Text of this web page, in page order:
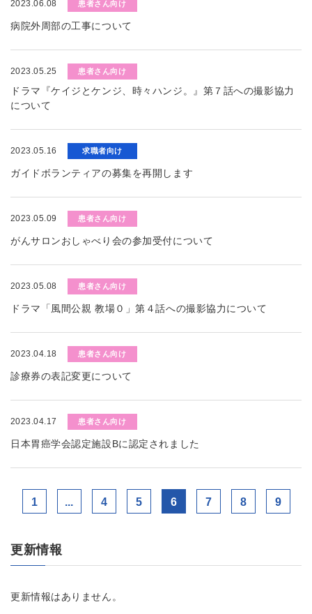
2023.06.08 患者さん向け
病院外周部の工事について
2023.05.25 患者さん向け
ドラマ『ケイジとケンジ、時々ハンジ。』第７話への撮影協力
について
2023.05.16 求職者向け
ガイドボランティアの募集を再開します
2023.05.09 患者さん向け
がんサロンおしゃべり会の参加受付について
2023.05.08 患者さん向け
ドラマ「風間公親 教場０」第４話への撮影協力について
2023.04.18 患者さん向け
診療券の表記変更について
2023.04.17 患者さん向け
日本胃癌学会認定施設Bに認定されました
1 ... 4 5 6 7 8 9
更新情報
更新情報はありません。